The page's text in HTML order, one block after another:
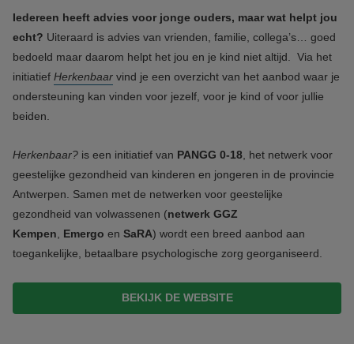
Iedereen heeft advies voor jonge ouders, maar wat helpt jou
echt? Uiteraard is advies van vrienden, familie, collega’s… goed
bedoeld maar daarom helpt het jou en je kind niet altijd. Via het
initiatief Herkenbaar vind je een overzicht van het aanbod waar je
ondersteuning kan vinden voor jezelf, voor je kind of voor jullie
beiden.
Herkenbaar? is een initiatief van PANGG 0-18 , het netwerk voor
geestelijke gezondheid van kinderen en jongeren in de provincie
Antwerpen. Samen met de netwerken voor geestelijke
gezondheid van volwassenen (netwerk GGZ
Kempen
Emergo en SaRA) wordt een breed aanbod aan
toegankelijke, betaalbare psychologische zorg georganiseerd.
BEKIJK DE WEBSITE